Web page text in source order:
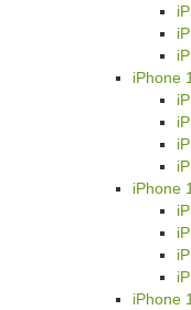
iPhone
iPhone
iPhone